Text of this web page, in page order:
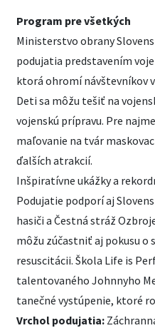
Program pre všetkých
Ministerstvo obrany
podujatia predstavením
ktorá ohromí návštevníkov
Deti sa môžu tešiť na
vojenskú prípravu. Pre
maľovanie na tvár
ďalších atrakcií.
Inšpiratívne ukážky a
Podujatie podporí aj
hasiči a Čestná stráž
môžu zúčastniť aj pokusu o
resuscitácii. Škola Life is
talentovaného Johnnyho
tanečné vystúpenie, ktoré
Vrchol podujatia: